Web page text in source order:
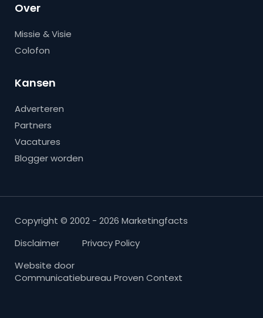
Over
Missie & Visie
Colofon
Kansen
Adverteren
Partners
Vacatures
Blogger worden
Copyright © 2002 - 2026 Marketingfacts
Disclaimer
Privacy Policy
Website door
Communicatiebureau Proven Context